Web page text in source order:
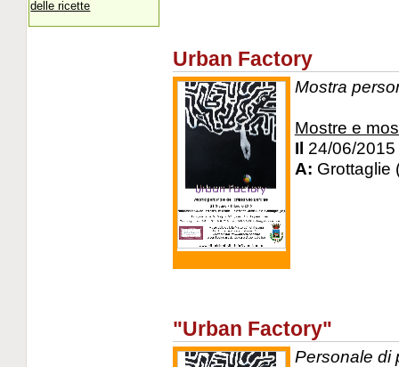
Urban Factory
Mostra
Mostre e
Il 24/06/2015
A: Grottaglie
"Urban Factory"
Personale di
delle ricette